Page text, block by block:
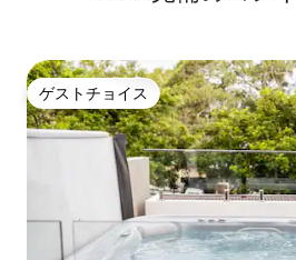
ゲストチョイス
ゲストチョイス